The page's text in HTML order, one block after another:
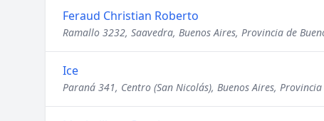
Feraud Christian Roberto
Ramallo 3232, Saavedra, Buenos Aires, Provincia de
Ice
Paraná 341, Centro (San Nicolás), Buenos Aires,